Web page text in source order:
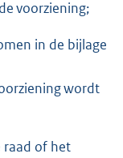
voorziening;
in de bijlage
wordt
raad of het